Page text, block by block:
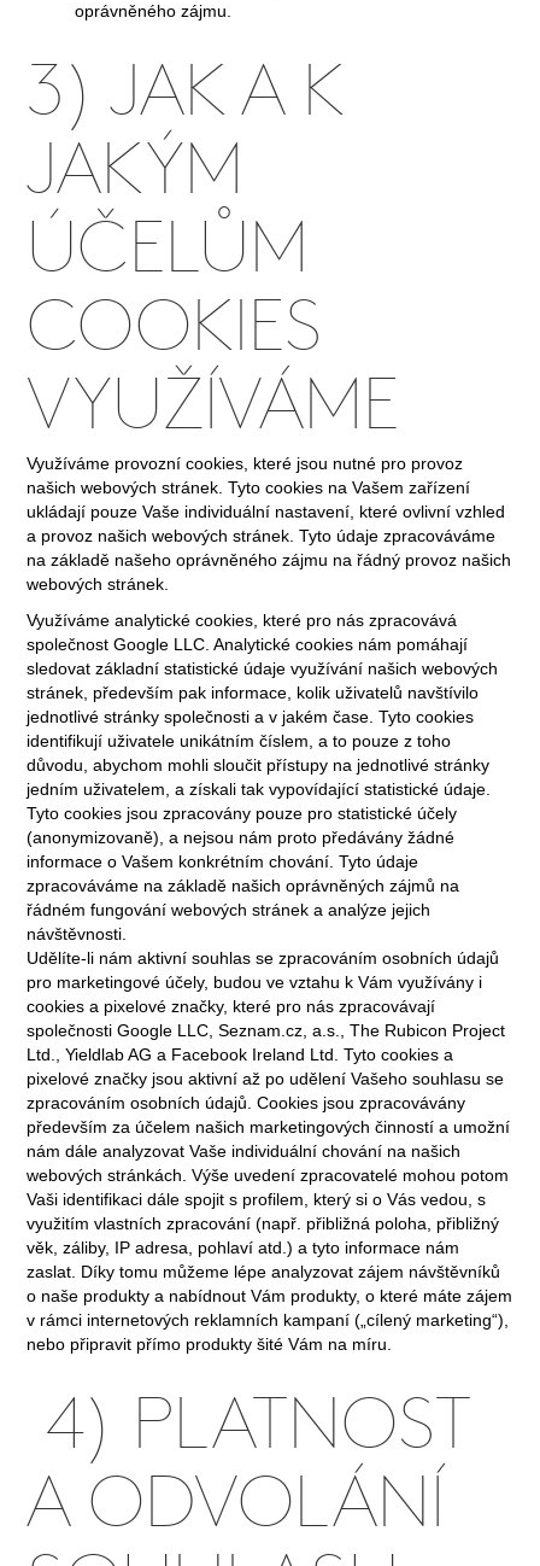
oprávněného zájmu.
3) JAK A K
JAKÝM
ÚČELŮM
COOKIES
VYUŽÍVÁME
Využíváme provozní cookies, které jsou nutné pro provoz
našich webových stránek. Tyto cookies na Vašem zařízení
ukládají pouze Vaše individuální nastavení, které ovlivní vzhled
a provoz našich webových stránek. Tyto údaje zpracováváme
na základě našeho oprávněného zájmu na řádný provoz našich
webových stránek.
Využíváme analytické cookies, které pro nás zpracovává
společnost Google LLC. Analytické cookies nám pomáhají
sledovat základní statistické údaje využívání našich webových
stránek, především pak informace, kolik uživatelů navštívilo
jednotlivé stránky společnosti a v jakém čase. Tyto cookies
identifikují uživatele unikátním číslem, a to pouze z toho
důvodu, abychom mohli sloučit přístupy na jednotlivé stránky
jedním uživatelem, a získali tak vypovídající statistické údaje.
Tyto cookies jsou zpracovány pouze pro statistické účely
(anonymizovaně), a nejsou nám proto předávány žádné
informace o Vašem konkrétním chování. Tyto údaje
zpracováváme na základě našich oprávněných zájmů na
řádném fungování webových stránek a analýze jejich
návštěvnosti.
Udělíte-li nám aktivní souhlas se zpracováním osobních údajů
pro marketingové účely, budou ve vztahu k Vám využívány i
cookies a pixelové značky, které pro nás zpracovávají
společnosti Google LLC, Seznam.cz, a.s., The Rubicon Project
Ltd., Yieldlab AG a Facebook Ireland Ltd. Tyto cookies a
pixelové značky jsou aktivní až po udělení Vašeho souhlasu se
zpracováním osobních údajů. Cookies jsou zpracovávány
především za účelem našich marketingových činností a umožní
nám dále analyzovat Vaše individuální chování na našich
webových stránkách. Výše uvedení zpracovatelé mohou potom
Vaši identifikaci dále spojit s profilem, který si o Vás vedou, s
využitím vlastních zpracování (např. přibližná poloha, přibližný
věk, záliby, IP adresa, pohlaví atd.) a tyto informace nám
zaslat. Díky tomu můžeme lépe analyzovat zájem návštěvníků
o naše produkty a nabídnout Vám produkty, o které máte zájem
v rámci internetových reklamních kampaní („cílený marketing“),
nebo připravit přímo produkty šité Vám na míru.
4) PLATNOST
A ODVOLÁNÍ